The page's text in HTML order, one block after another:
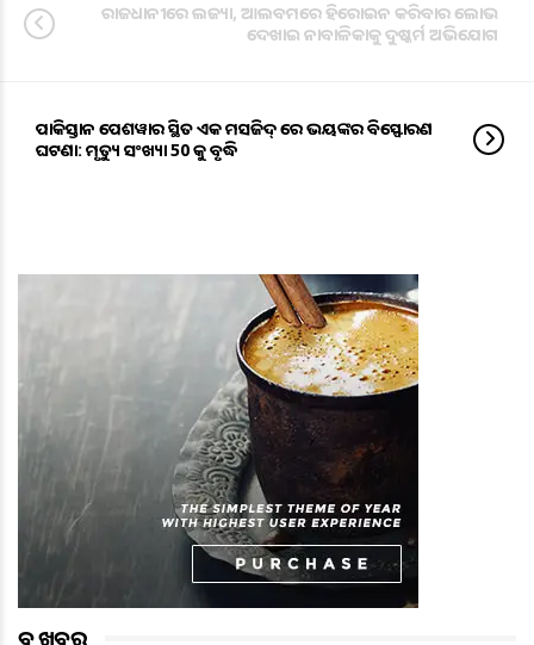
ରାଜଧାନୀରେ ଲଜ୍ୟା, ଆଲବମରେ ହିରୋଇନ କରିବାର ଲୋଭ
ଦେଖାଇ ନାବାଳିକାକୁ ଦୁଷ୍କର୍ମ ଅଭିଯୋଗ
ପାକିସ୍ତାନ ପେଶୱାର ସ୍ଥିତ ଏକ ମସଜିଦ୍ ରେ ଭୟଙ୍କର ବିସ୍ଫୋରଣ
ଘଟଣା: ମୃତ୍ୟୁ ସଂଖ୍ୟା 50 କୁ ବୃଦ୍ଧି
ବଡ ଖବର